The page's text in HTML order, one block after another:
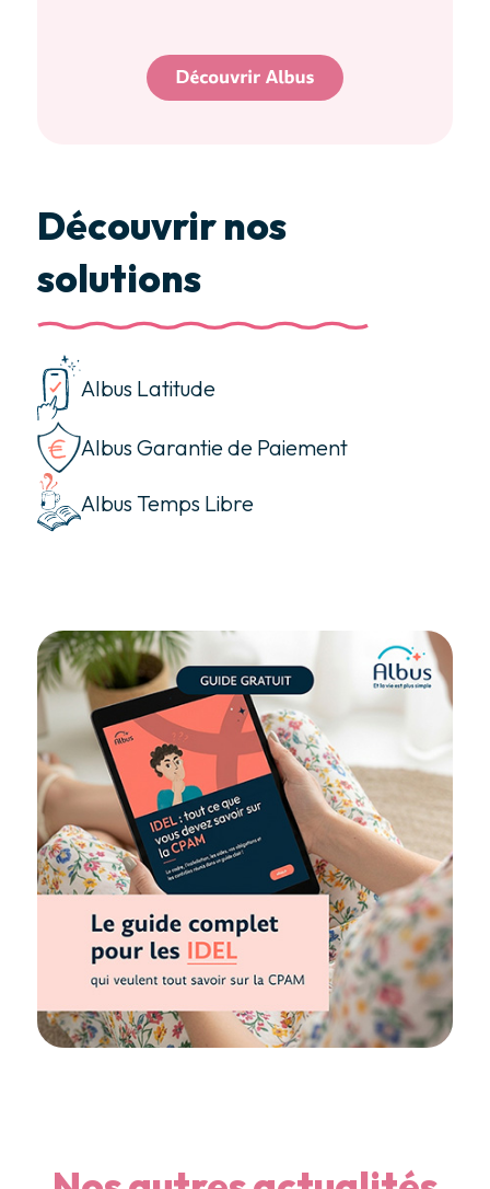
Découvrir nos
solutions
Albus Latitude
Albus Garantie de Paiement
Albus Temps Libre